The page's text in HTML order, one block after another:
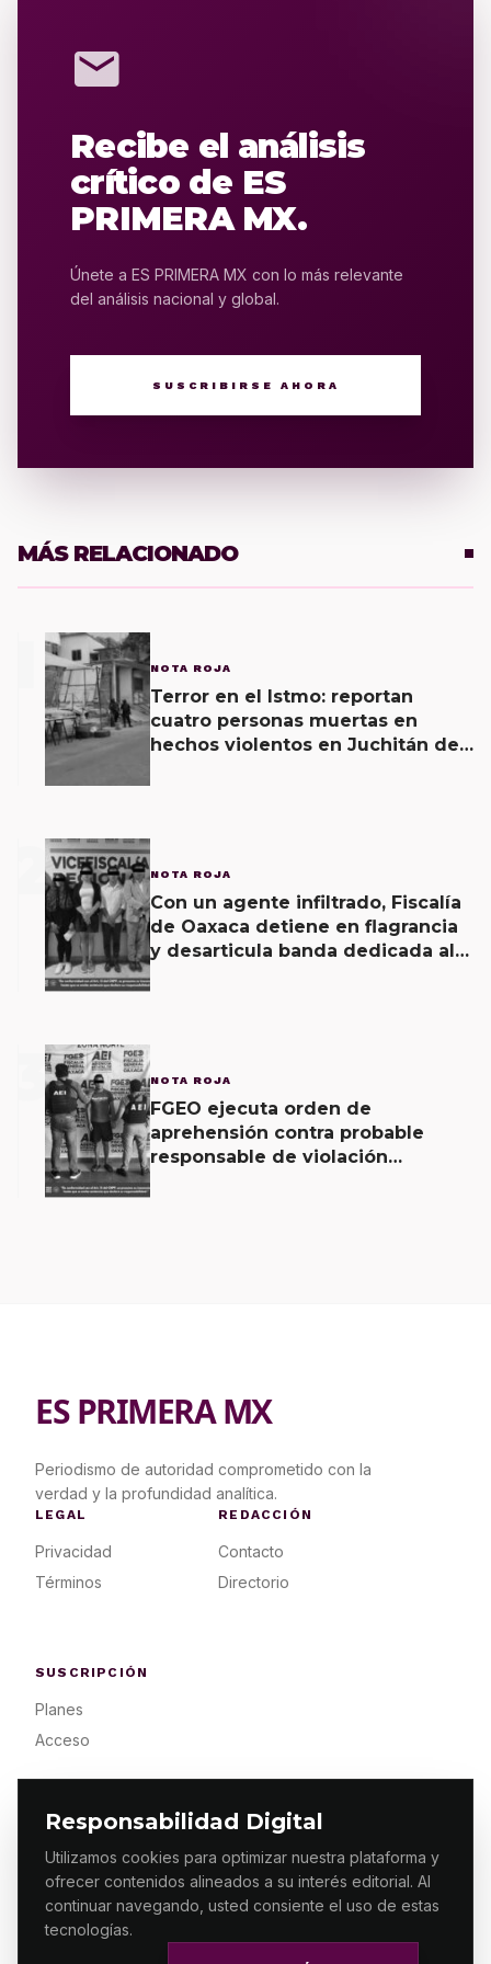
Responsabilidad Digital
Utilizamos cookies para optimizar nuestra plataforma y
ofrecer contenidos alineados a su interés editorial. Al
continuar navegando, usted consiente el uso de estas
tecnologías.
mail
Recibe el análisis
crítico de ES
PRIMERA MX.
Únete a ES PRIMERA MX con lo más relevante
del análisis nacional y global.
SUSCRIBIRSE AHORA
MÁS RELACIONADO
NOTA ROJA
Terror en el Istmo: reportan
cuatro personas muertas en
hechos violentos en Juchitán de
2 NOTA ROJA
Con un agente infiltrado, Fiscalía
de Oaxaca detiene en flagrancia
y desarticula banda dedicada al
3 NOTA ROJA
FGEO ejecuta orden de
aprehensión contra probable
responsable de violación
ES PRIMERA MX
Periodismo de autoridad comprometido con la
verdad y la profundidad analítica.
LEGAL
Privacidad
Términos
REDACCIÓN
Contacto
Directorio
SUSCRIPCIÓN
Planes
Acceso
© 2026 ES PRIMERA MX. ALGUNOS DERECHOS
RESERVADOS / DESIGNMAKING.MX